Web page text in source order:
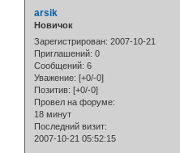
arsik
Новичок
Зарегистрирован: 2007-10-21
Приглашений: 0
Сообщений: 6
Уважение: [+0/-0]
Позитив: [+0/-0]
Провел на форуме:
18 минут
Последний визит:
2007-10-21 05:52:15